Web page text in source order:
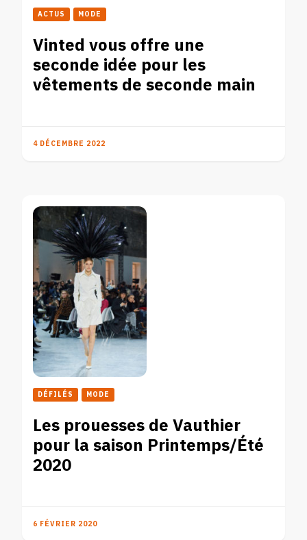
ACTUS MODE
Vinted vous offre une
seconde idée pour les
vêtements de seconde main
4 DÉCEMBRE 2022
DÉFILÉS MODE
Les prouesses de Vauthier
pour la saison Printemps/Été
2020
6 FÉVRIER 2020